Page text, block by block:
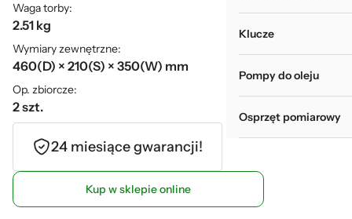
Klucze
Pompy do oleju
Osprzęt pomiarowy
Waga torby:
2.51 kg
Wymiary zewnętrzne:
460(D) × 210(S) × 350(W) mm
Op. zbiorcze:
2 szt.
24 miesiące gwarancji!
Kup w sklepie online